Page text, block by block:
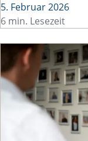
5. Februar 2026
6 min. Lesezeit